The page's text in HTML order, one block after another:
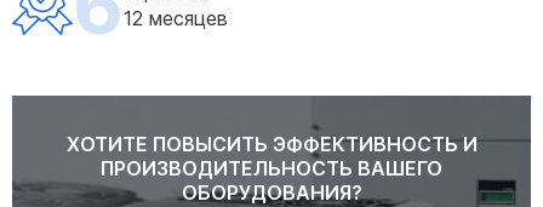
12 месяцев
ХОТИТЕ ПОВЫСИТЬ ЭФФЕКТИВНОСТЬ И
ПРОИЗВОДИТЕЛЬНОСТЬ ВАШЕГО
ОБОРУДОВАНИЯ?